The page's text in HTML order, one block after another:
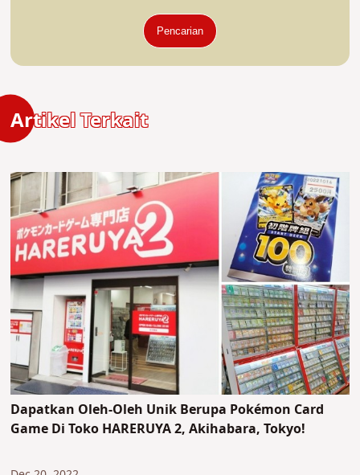
Pencarian
Artikel Terkait
Dapatkan Oleh-Oleh Unik Berupa Pokémon Card
Game Di Toko HARERUYA 2, Akihabara, Tokyo!